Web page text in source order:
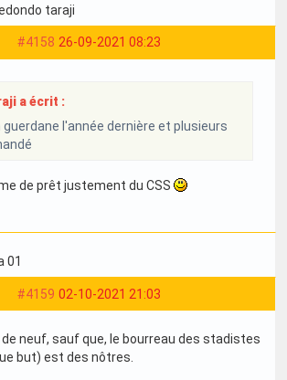
taraji
#4158 26-09-2021 08:23
a écrit :
guerdane l'année dernière et plusieurs
de prêt justement du CSS
01
#4159 02-10-2021 21:03
de neuf, sauf que, le bourreau des stadistes
but) est des nôtres.